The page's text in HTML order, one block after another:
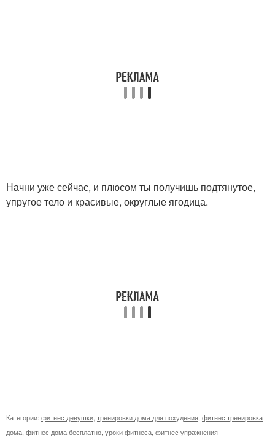
Начни уже сейчас, и плюсом ты получишь подтянутое,
упругое тело и красивые, округлые ягодица.
Категории: фитнес девушки тренировки дома для похудения фитнес тренировка
дома фитнес дома бесплатно уроки фитнеса фитнес упражнения